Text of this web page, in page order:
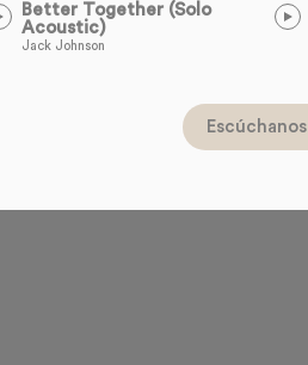
Better Together (Solo
Acoustic)
Jack Johnson
Escúchanos